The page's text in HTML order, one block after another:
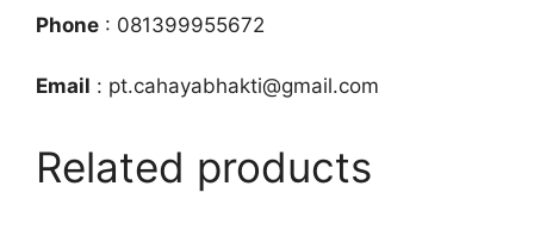
Phone : 081399955672
Email : pt.cahayabhakti@gmail.com
Related products